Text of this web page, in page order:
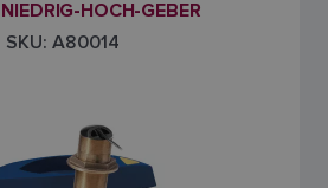
HOCH-GEBER
SKU: A80014